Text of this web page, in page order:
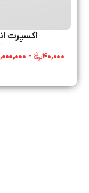
اکسپرت
۴۰,۰۰۰ –